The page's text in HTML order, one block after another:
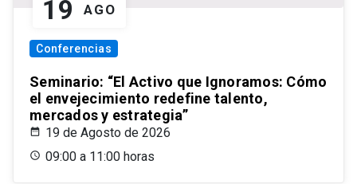
19 AGO
Conferencias
Seminario: “El Activo que Ignoramos: Cómo
el envejecimiento redefine talento,
mercados y estrategia”
19 de Agosto de 2026
09:00 a 11:00 horas